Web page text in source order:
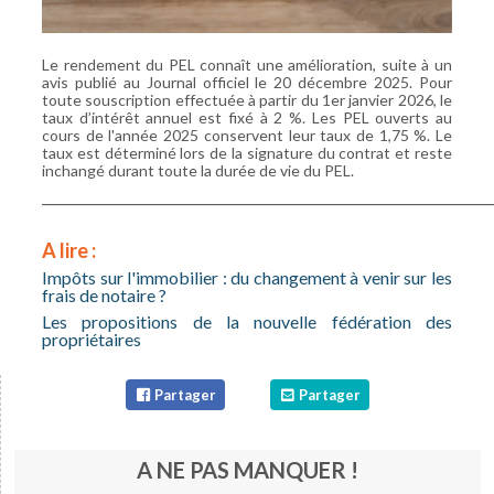
Adhésion
Pourquoi devenir Adhérent
Tarifs Adhésion
Renouveler votre Adhésion
Adhérer en ligne
Infos Services
Agenda / Inscriptions
Petites Annonces Locatives
Questions-Réponses
Le rendement du PEL connaît une amélioration, suite à un
avis publié au Journal officiel le 20 décembre 2025. Pour
toute souscription effectuée à partir du 1er janvier 2026, le
taux d’intérêt annuel est fixé à 2 %. Les PEL ouverts au
cours de l'année 2025 conservent leur taux de 1,75 %. Le
taux est déterminé lors de la signature du contrat et reste
inchangé durant toute la durée de vie du PEL.
A lire :
Impôts sur l'immobilier : du changement à venir sur les
frais de notaire ?
Les propositions de la nouvelle fédération des
propriétaires
Partager Partager
A NE PAS MANQUER !